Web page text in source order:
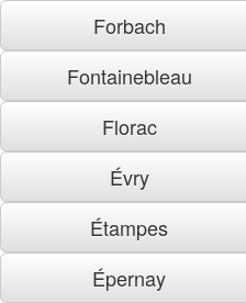
Forbach
Fontainebleau
Florac
Évry
Étampes
Épernay